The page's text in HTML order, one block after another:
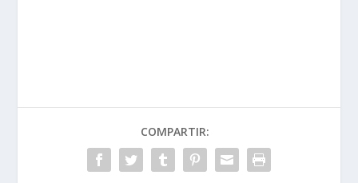
COMPARTIR: